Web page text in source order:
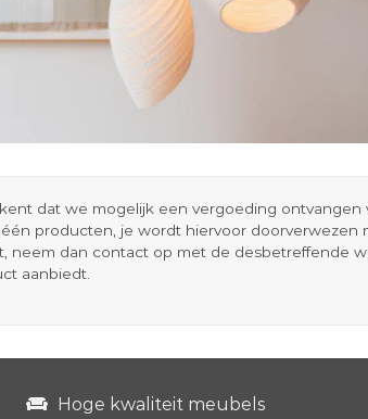
dat we mogelijk een vergoeding ontvangen
producten, je wordt hiervoor doorverwezen
neem dan contact op met de desbetreffende
aanbiedt.
Hoge kwaliteit meubels